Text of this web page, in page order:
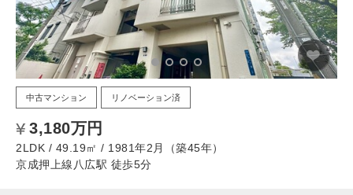
中古マンション リノベーション済
3,180万円
2LDK / 49.19㎡ / 1981年2月（築45年）
京成押上線八広駅 徒歩5分